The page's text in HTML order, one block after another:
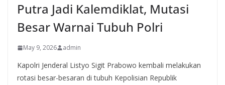
Putra Jadi Kalemdiklat, Mutasi
Besar Warnai Tubuh Polri
May 9, 2026 admin
Kapolri Jenderal Listyo Sigit Prabowo kembali melakukan
rotasi besar-besaran di tubuh Kepolisian Republik